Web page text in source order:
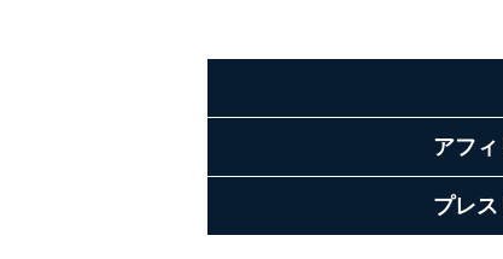
6 社の
定期購読サービス等
SNS公式アカウント
アフィ
プレ